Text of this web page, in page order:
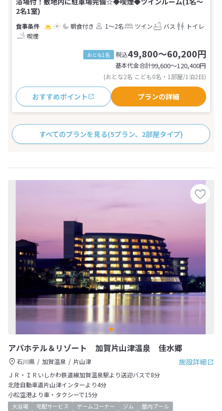
2名1室)
朝食付き 1～2名 ツイン バス
トイレ
喫煙
おとな1名 税込49,800～60,200円
基本代金合計99,600〜120,400円
(おとな2名 こども0名・1部屋/1泊2日)
おすすめポイント プランの詳細
すべてのプランを見る(5プラン、2部屋タイプ)
アパホテル＆リゾート 加賀片山津温泉 佳水郷
施設詳細
石川県 加賀温泉
片山津
ＪＲ・ＩＲいしかわ鉄道線加賀温泉駅より送迎バスで8分
北陸自動車道片山津インターより4分
小松空港より車・タクシーで15分
大浴場 宅配サービス ゲームコーナー ジム
屋内プール